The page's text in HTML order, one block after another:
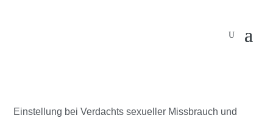
Einstellung bei Verdachts sexueller Missbrauch und